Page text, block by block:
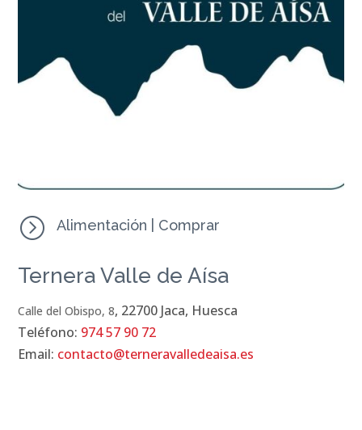
= Alimentación Comprar
Ternera Valle de Aísa
Calle del Obispo, 8, 22700 Jaca, Huesca
Teléfono: 974 57 90 72
Email: contacto@terneravalledeaisa.es